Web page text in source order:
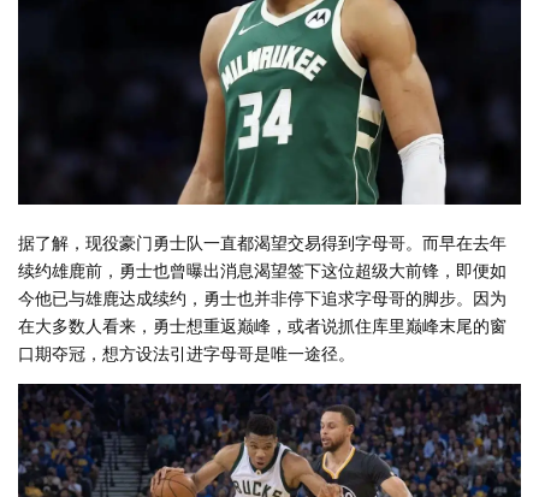
据了解，现役豪门勇士队一直都渴望交易得到字母哥。而早在去年
续约雄鹿前，勇士也曾曝出消息渴望签下这位超级大前锋，即便如
今他已与雄鹿达成续约，勇士也并非停下追求字母哥的脚步。因为
在大多数人看来，勇士想重返巅峰，或者说抓住库里巅峰末尾的窗
口期夺冠，想方设法引进字母哥是唯一途径。